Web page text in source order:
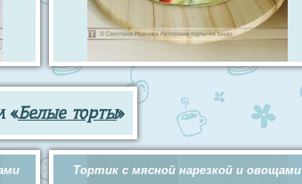
«Белые торты»
Тортик с мясной нарезкой и овощами